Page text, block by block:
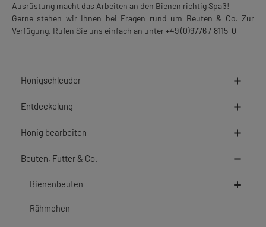
Ausrüstung macht das Arbeiten an den Bienen richtig Spaß!
Gerne stehen wir Ihnen bei Fragen rund um Beuten & Co. Zur
Verfügung. Rufen Sie uns einfach an unter +49 (0)9776 / 8115-0
Honigschleuder
Entdeckelung
Honig bearbeiten
Beuten, Futter & Co.
Bienenbeuten
Rähmchen